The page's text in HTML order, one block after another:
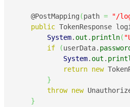
    @PostMapping
(path = "/
public TokenResponse
System. out . println(
if
(userData.
System. out .
return new
}
throw new
}